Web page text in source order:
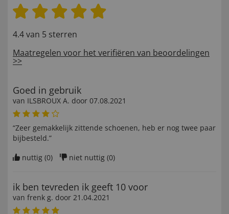
4.4 van 5 sterren
Maatregelen voor het verifiëren van beoordelingen
>>
Goed in gebruik
van ILSBROUX A. door 07.08.2021
“Zeer gemakkelijk zittende schoenen, heb er nog twee paar
bijbesteld.”
nuttig (0) niet nuttig (0)
ik ben tevreden ik geeft 10 voor
van frenk g. door 21.04.2021